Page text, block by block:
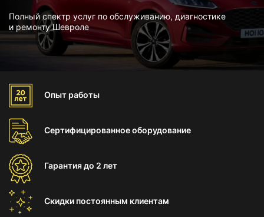
Полный спектр услуг по обслуживанию, диагностике
и ремонту Шевроле
Опыт работы
Сертифицированноеоборудование
Гарантиядо 2 лет
Скидки постоянным клиентам